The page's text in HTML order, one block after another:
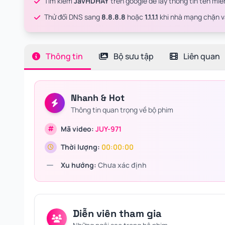
Thử đổi DNS sang 8.8.8.8 hoặc 1.1.1.1 khi nhà mạng chặn
Thông tin Bộ sưu tập Liên quan
Nhanh & Hot
Thông tin quan trọng về bộ phim
Mã video: JUY-971
Thời lượng: 00:00:00
Xu hướng: Chưa xác định
Diễn viên tham gia